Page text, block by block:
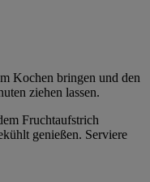
Kochen bringen und den
ziehen lassen.
Fruchtaufstrich
genießen. Serviere